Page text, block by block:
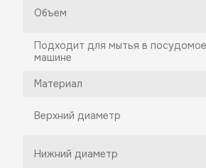
Объем
Подходит для мытья в
машине
Материал
Верхний диаметр
Нижний диаметр